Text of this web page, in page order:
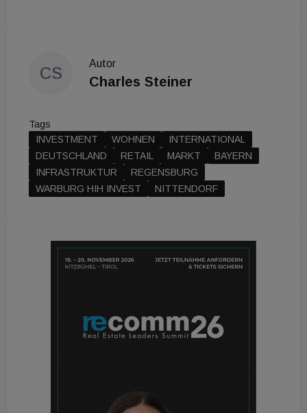
CS
Autor
Charles Steiner
Tags
INVESTMENT
WOHNEN
INTERNATIONAL
DEUTSCHLAND
RETAIL MARKT
BAYERN
INFRASTRUKTUR
REGENSBURG
WARBURG HIH INVEST
NITTENDORF